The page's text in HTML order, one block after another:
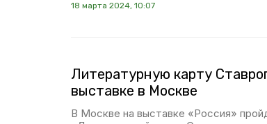
18 марта 2024, 10:07
Литературную карту
выставке в Москве
В Москве на выставке «Россия»